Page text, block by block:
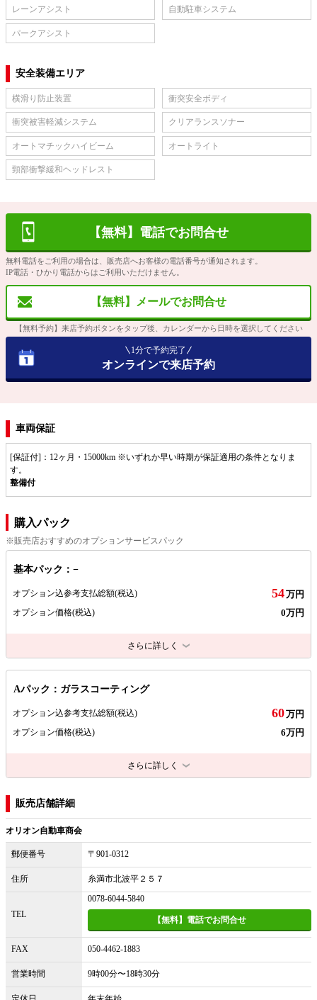
レーンアシスト 自動駐車システム
パークアシスト
安全装備エリア
横滑り防止装置 衝突安全ボディ
衝突被害軽減システム クリアランスソナー
オートマチックハイビーム オートライト
頸部衝撃緩和ヘッドレスト
【無料】電話でお問合せ
無料電話をご利用の場合は、販売店へお客様の電話番号が通知されます。
IP電話・ひかり電話からはご利用いただけません。
【無料】メールでお問合せ
【無料予約】来店予約ボタンをタップ後、カレンダーから日時を選択してください
1分で予約完了
オンラインで来店予約
車両保証
[保証付]：12ヶ月・15000km ※いずれか早い時期が保証適用の条件となりま
す。
整備付
購入パック
※販売店おすすめのオプションサービスパック
基本パック：−
オプション込参考支払総額(税込) 54万円
オプション価格(税込) 0万円
さらに詳しく
Aパック：ガラスコーティング
オプション込参考支払総額(税込) 60万円
オプション価格(税込) 6万円
さらに詳しく
販売店舗詳細
オリオン自動車商会
郵便番号 〒901-0312
住所 糸満市北波平２５７
TEL
0078-6044-5840
【無料】電話でお問合せ
FAX 050-4462-1883
営業時間 9時00分〜18時30分